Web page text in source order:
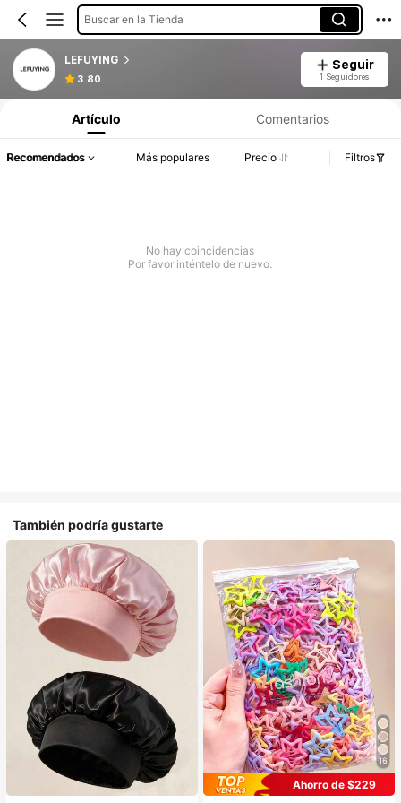
Buscar en la Tienda
LEFUYING
3.80
Seguir
1 Seguidores
Artículo Comentarios
Recomendados Más populares Precio Filtros
No hay coincidencias
Por favor inténtelo de nuevo.
También podría gustarte
#1 Más vendidos
en Multicolor Gorros para el pelo para mujer
Establecido hace 1 año
16
Ahorro de $229